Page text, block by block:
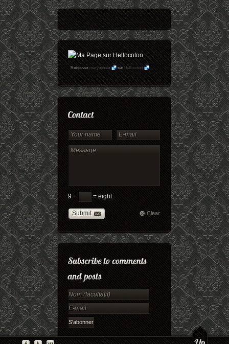
Retrouvezmaryophoto surHellocoton
9 − = eight
Submit Clear